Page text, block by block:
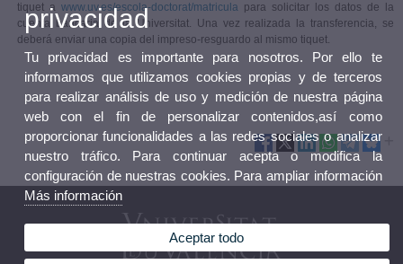
tiquet awww.uv.es/escola-doctorat/matricula para solicitar los datos de la
cuenta bancaria de la Universitat. Una vez realizada la transferencia, se
deberá enviar una copia del impreso-resguardo al mismo tiquet.
privacidad
Tu privacidad es importante para nosotros. Por ello te
informamos que utilizamos cookies propias y de terceros
para realizar análisis de uso y medición de nuestra página
web con el fin de personalizar contenidos,así como
proporcionar funcionalidades a las redes sociales o analizar
nuestro tráfico. Para continuar acepta o modifica la
configuración de nuestras cookies. Para ampliar información
Más información
Aceptar todo